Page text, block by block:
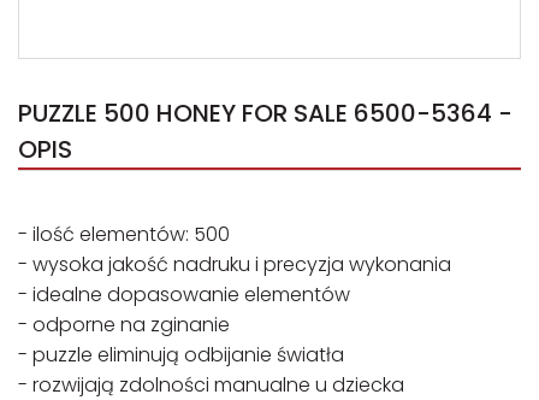
PUZZLE 500 HONEY FOR SALE 6500-5364 -
OPIS
- ilość elementów: 500
- wysoka jakość nadruku i precyzja wykonania
- idealne dopasowanie elementów
- odporne na zginanie
- puzzle eliminują odbijanie światła
- rozwijają zdolności manualne u dziecka